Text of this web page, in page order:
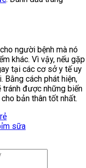
người bệnh mà nó
khác. Vì vậy, nếu gặp
tại các cơ sở y tế uy
cách phát hiện,
tránh được những biến
bản thân tốt nhất.
sữa